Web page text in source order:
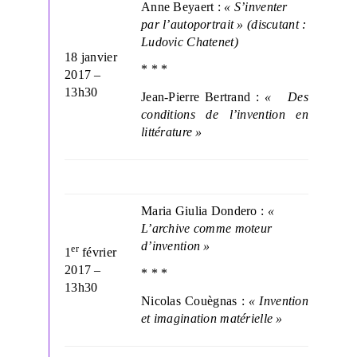
18 janvier
2017 –
13h30
Anne Beyaert : « S’inventer
par l’autoportrait » (discutant :
Ludovic Chatenet)
* * *
Jean-Pierre Bertrand : « Des
conditions de l’invention en
littérature »
1erfévrier
2017 –
13h30
Maria Giulia Dondero : «
L’archive comme moteur
d’invention »
* * *
Nicolas Couègnas : « Invention
et imagination matérielle »